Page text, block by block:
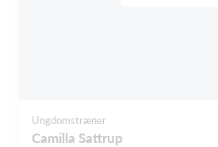
Ungdomstræner
Camilla Sattrup